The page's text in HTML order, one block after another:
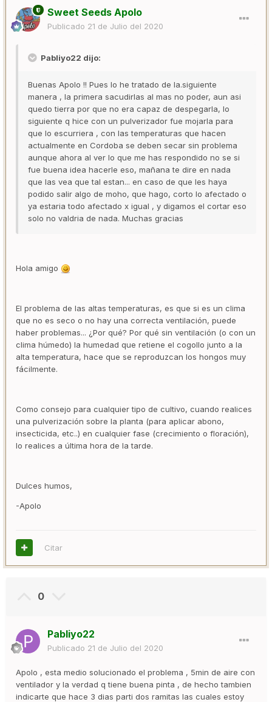
Sweet Seeds Apolo
Publicado 21 de Julio del 2020
Pabliyo22 dijo:
Buenas Apolo !! Pues lo he tratado de la.siguiente
manera , la primera sacudirlas al mas no poder, aun asi
quedo tierra por que no era capaz de despegarla, lo
siguiente q hice con un pulverizador fue mojarla para
que lo escurriera , con las temperaturas que hacen
actualmente en Cordoba se deben secar sin problema
aunque ahora al ver lo que me has respondido no se si
fue buena idea hacerle eso, mañana te dire en nada
que las vea que tal estan... en caso de que les haya
podido salir algo de moho, que hago, corto lo afectado o
ya estaria todo afectado x igual , y digamos el cortar eso
solo no valdria de nada. Muchas gracias
Hola amigo
El problema de las altas temperaturas, es que si es un clima
que no es seco o no hay una correcta ventilación, puede
haber problemas... ¿Por qué? Por qué sin ventilación (o con un
clima húmedo) la humedad que retiene el cogollo junto a la
alta temperatura, hace que se reproduzcan los hongos muy
fácilmente.
Como consejo para cualquier tipo de cultivo, cuando realices
una pulverización sobre la planta (para aplicar abono,
insecticida, etc..) en cualquier fase (crecimiento o floración),
lo realices a última hora de la tarde.
Dulces humos,
-Apolo
Citar
0
Pabliyo22
Publicado 21 de Julio del 2020
Apolo , esta medio solucionado el problema , 5min de aire con
ventilador y la verdad q tiene buena pinta , de hecho tambien
indicarte que hace 3 dias parti dos ramitas las cuales estoy